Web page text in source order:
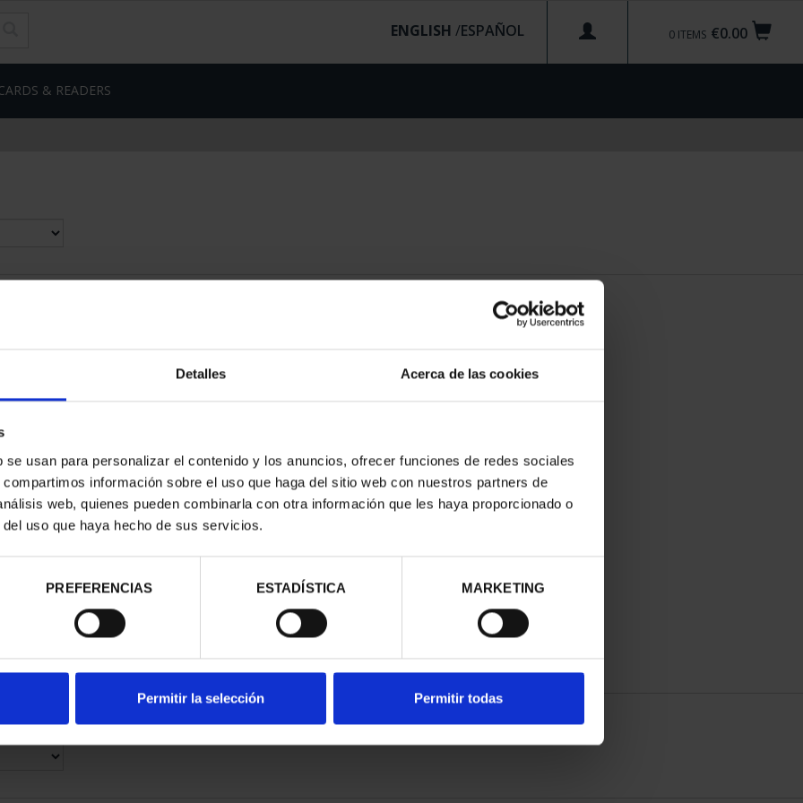
Detalles Acerca de las cookies
usan para personalizar el contenido y los anuncios, ofrecer funciones de redes sociales
información sobre el uso que haga del sitio web con nuestros partners de
web, quienes pueden combinarla con otra información que les haya proporcionado o
uso que haya hecho de sus servicios.
PREFERENCIAS ESTADÍSTICA MARKETING
Permitir la selección Permitir todas
€0.00
0 ITEMS
ENGLISH /
& READERS